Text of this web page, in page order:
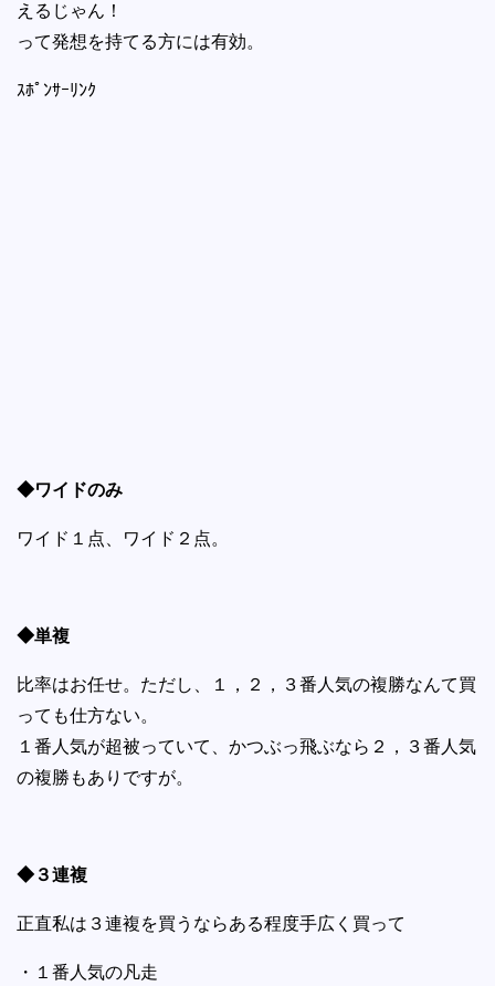
えるじゃん！
って発想を持てる方には有効。
ｽﾎﾟﾝｻｰﾘﾝｸ
◆ワイドのみ
ワイド１点、ワイド２点。
◆単複
比率はお任せ。ただし、１，２，３番人気の複勝なんて買
っても仕方ない。
１番人気が超被っていて、かつぶっ飛ぶなら２，３番人気
の複勝もありですが。
◆３連複
正直私は３連複を買うならある程度手広く買って
・１番人気の凡走